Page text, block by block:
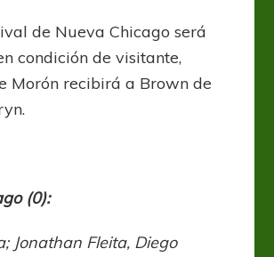
de Nueva Chicago será
condición de visitante,
Morón recibirá a Brown de
(0):
Jonathan Fleita, Diego